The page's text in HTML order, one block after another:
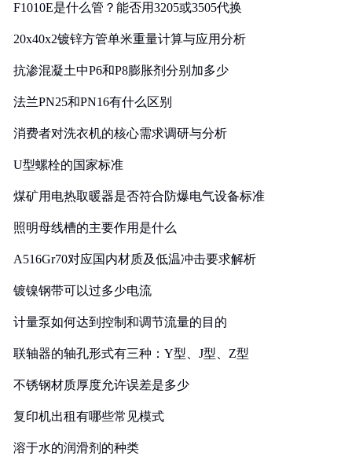
F1010E是什么管？能否用3205或3505代换
20x40x2镀锌方管单米重量计算与应用分析
抗渗混凝土中P6和P8膨胀剂分别加多少
法兰PN25和PN16有什么区别
消费者对洗衣机的核心需求调研与分析
U型螺栓的国家标准
煤矿用电热取暖器是否符合防爆电气设备标准
照明母线槽的主要作用是什么
A516Gr70对应国内材质及低温冲击要求解析
镀镍钢带可以过多少电流
计量泵如何达到控制和调节流量的目的
联轴器的轴孔形式有三种：Y型、J型、Z型
不锈钢材质厚度允许误差是多少
复印机出租有哪些常见模式
溶于水的润滑剂的种类